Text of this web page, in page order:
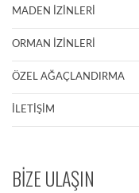
MADEN İZİNLERİ
ORMAN İZİNLERİ
ÖZEL AĞAÇLANDIRMA
İLETİŞİM
BİZE ULAŞIN